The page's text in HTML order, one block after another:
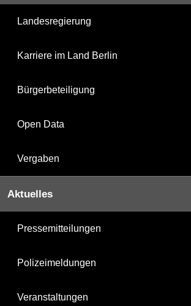
Landesregierung
Karriere im Land Berlin
Bürgerbeteiligung
Open Data
Vergaben
Aktuelles
Pressemitteilungen
Polizeimeldungen
Veranstaltungen